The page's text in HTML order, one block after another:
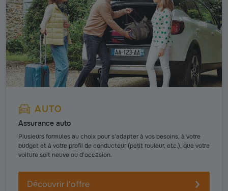
AUTO
Assurance auto
Plusieurs formules au choix pour s'adapter à vos besoins, à votre
budget et à votre profil de conducteur (petit rouleur, etc.), que votre
voiture soit neuve ou d'occasion.
Découvrir l'offre